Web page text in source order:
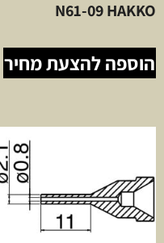
N61-09 HAKKO
הוספה להצעת מחיר